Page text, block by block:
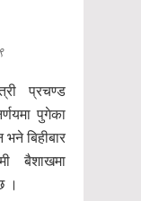
प्रचण्ड
पुगेका
बिहीबार
बैशाखमा
।